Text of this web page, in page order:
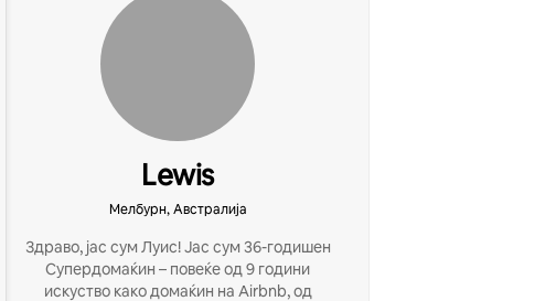
Lewis
Мелбурн, Австралија
Здраво, јас сум Луис! Јас сум 36-годишен
Супердомаќин – повеќе од 9 години
искуство како домаќин на Airbnb, од